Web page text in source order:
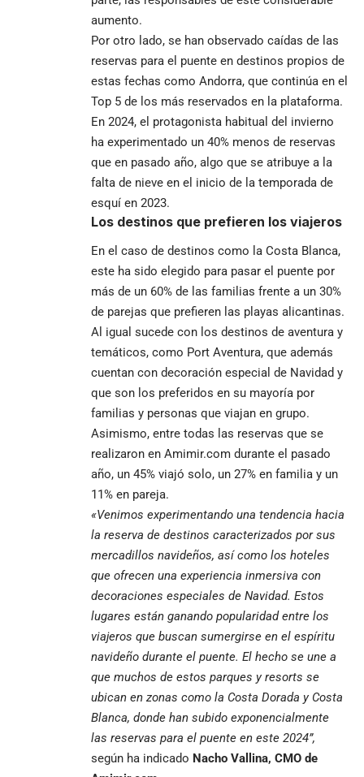
aumento.
Por otro lado, se han observado caídas de las
reservas para el puente en destinos propios de
estas fechas como Andorra, que continúa en el
Top 5 de los más reservados en la plataforma.
En 2024, el protagonista habitual del invierno
ha experimentado un 40% menos de reservas
que en pasado año, algo que se atribuye a la
falta de nieve en el inicio de la temporada de
esquí en 2023.
Los destinos que prefieren los viajeros
En el caso de destinos como la Costa Blanca,
este ha sido elegido para pasar el puente por
más de un 60% de las familias frente a un 30%
de parejas que prefieren las playas alicantinas.
Al igual sucede con los destinos de aventura y
temáticos, como Port Aventura, que además
cuentan con decoración especial de Navidad y
que son los preferidos en su mayoría por
familias y personas que viajan en grupo.
Asimismo, entre todas las reservas que se
realizaron en Amimir.com durante el pasado
año, un 45% viajó solo, un 27% en familia y un
11% en pareja.
«Venimos experimentando una tendencia hacia
la reserva de destinos caracterizados por sus
mercadillos navideños, así como los hoteles
que ofrecen una experiencia inmersiva con
decoraciones especiales de Navidad. Estos
lugares están ganando popularidad entre los
viajeros que buscan sumergirse en el espíritu
navideño durante el puente. El hecho se une a
que muchos de estos parques y resorts se
ubican en zonas como la Costa Dorada y Costa
Blanca, donde han subido exponencialmente
las reservas para el puente en este 2024”,
según ha indicado Nacho Vallina, CMO de